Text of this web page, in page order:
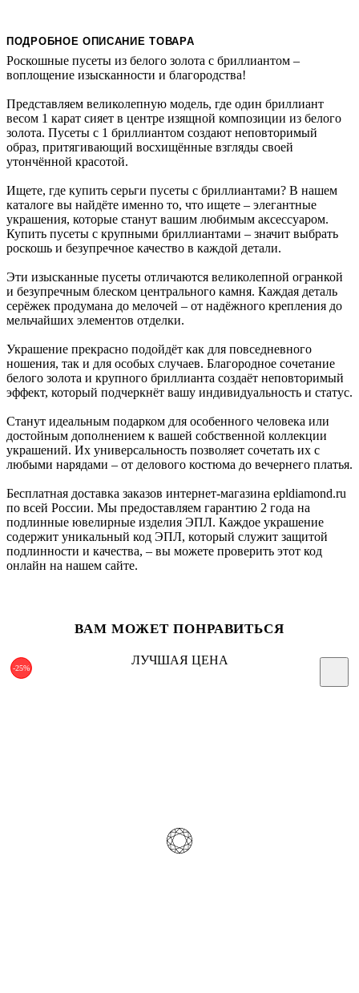
ПОДРОБНОЕ ОПИСАНИЕ ТОВАРА
Роскошные пусеты из белого золота с бриллиантом –
воплощение изысканности и благородства!
Представляем великолепную модель, где один бриллиант
весом 1 карат сияет в центре изящной композиции из белого
золота. Пусеты с 1 бриллиантом создают неповторимый
образ, притягивающий восхищённые взгляды своей
утончённой красотой.
Ищете, где купить серьги пусеты с бриллиантами? В нашем
каталоге вы найдёте именно то, что ищете – элегантные
украшения, которые станут вашим любимым аксессуаром.
Купить пусеты с крупными бриллиантами – значит выбрать
роскошь и безупречное качество в каждой детали.
Эти изысканные пусеты отличаются великолепной огранкой
и безупречным блеском центрального камня. Каждая деталь
серёжек продумана до мелочей – от надёжного крепления до
мельчайших элементов отделки.
Украшение прекрасно подойдёт как для повседневного
ношения, так и для особых случаев. Благородное сочетание
белого золота и крупного бриллианта создаёт неповторимый
эффект, который подчеркнёт вашу индивидуальность и статус.
Станут идеальным подарком для особенного человека или
достойным дополнением к вашей собственной коллекции
украшений. Их универсальность позволяет сочетать их с
любыми нарядами – от делового костюма до вечернего платья.
Бесплатная доставка заказов интернет-магазина epldiamond.ru
по всей России. Мы предоставляем гарантию 2 года на
подлинные ювелирные изделия ЭПЛ. Каждое украшение
содержит уникальный код ЭПЛ, который служит защитой
подлинности и качества, – вы можете проверить этот код
онлайн на нашем сайте.
ВАМ МОЖЕТ ПОНРАВИТЬСЯ
-25%
ЛУЧШАЯ ЦЕНА